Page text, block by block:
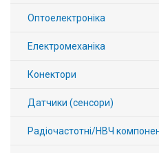
Оптоелектроніка
Електромеханіка
Конектори
Датчики (сенсори)
Радіочастотні/НВЧ